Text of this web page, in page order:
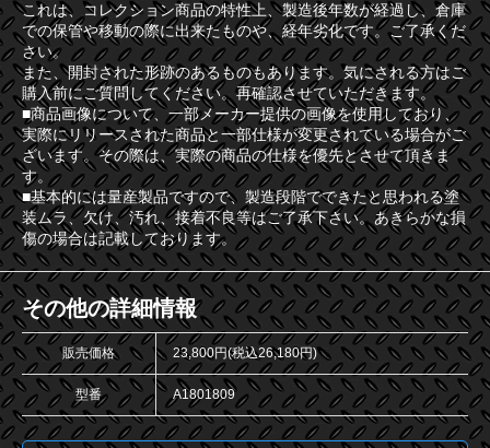
これは、コレクション商品の特性上、製造後年数が経過し、倉庫
での保管や移動の際に出来たものや、経年劣化です。ご了承くだ
さい。
また、開封された形跡のあるものもあります。気にされる方はご
購入前にご質問してください。再確認させていただきます。
■商品画像について、一部メーカー提供の画像を使用しており、
実際にリリースされた商品と一部仕様が変更されている場合がご
ざいます。その際は、実際の商品の仕様を優先とさせて頂きま
す。
■基本的には量産製品ですので、製造段階でできたと思われる塗
装ムラ、欠け、汚れ、接着不良等はご了承下さい。あきらかな損
傷の場合は記載しております。
その他の詳細情報
販売価格 23,800円(税込26,180円)
型番 A1801809